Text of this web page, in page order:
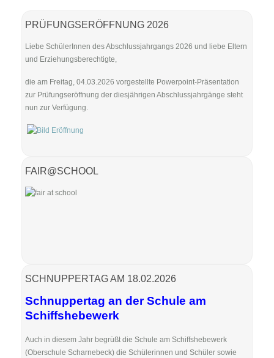
PRÜFUNGSERÖFFNUNG 2026
Liebe SchülerInnen des Abschlussjahrgangs 2026 und liebe Eltern
und Erziehungsberechtigte,
die am Freitag, 04.03.2026 vorgestellte Powerpoint-Präsentation
zur Prüfungseröffnung der diesjährigen Abschlussjahrgänge steht
nun zur Verfügung.
FAIR@SCHOOL
SCHNUPPERTAG AM 18.02.2026
Schnuppertag an der Schule am
Schiffshebewerk
Auch in diesem Jahr begrüßt die Schule am Schiffshebewerk
(Oberschule Scharnebeck) die Schülerinnen und Schüler sowie